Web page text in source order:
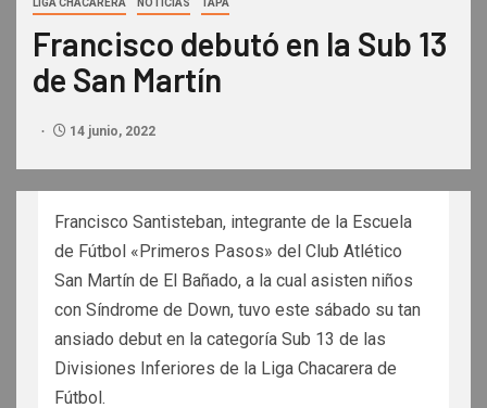
LIGA CHACARERA NOTICIAS TAPA
Francisco debutó en la Sub 13
de San Martín
14 junio, 2022
Francisco Santisteban, integrante de la Escuela
de Fútbol «Primeros Pasos» del Club Atlético
San Martín de El Bañado, a la cual asisten niños
con Síndrome de Down, tuvo este sábado su tan
ansiado debut en la categoría Sub 13 de las
Divisiones Inferiores de la Liga Chacarera de
Fútbol.